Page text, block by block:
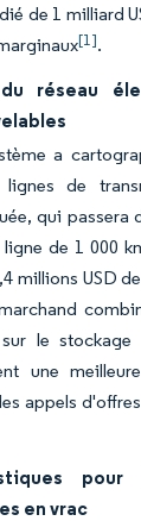
de 1 milliard
[1].
du réseau
a
lignes de
qui passera
de 1 000
millions USD
sur le
une
appels
en vrac